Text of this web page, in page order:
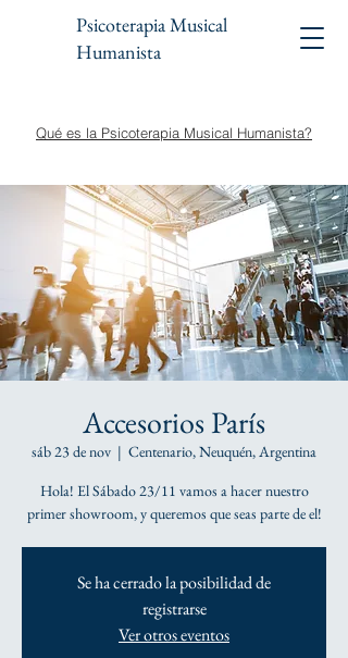
Psicoterapia Musical
Humanista
Qué es la Psicoterapia Musical Humanista?
Accesorios París
sáb 23 de nov
  |
Centenario, Neuquén, Argentina
Hola! El Sábado 23/11 vamos a hacer nuestro
primer showroom, y queremos que seas parte de el!
Se ha cerrado la posibilidad de
registrarse
Ver otros eventos